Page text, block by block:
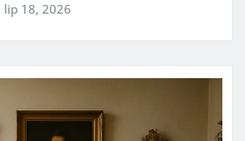
lip 18, 2026